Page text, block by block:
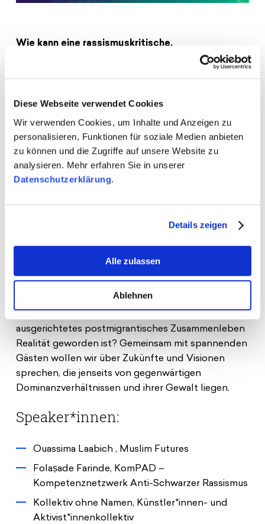
Diese Webseite verwendet Cookies
Wir verwenden Cookies, um Inhalte und Anzeigen zu
personalisieren, Funktionen für soziale Medien anbieten
zu können und die Zugriffe auf unsere Website zu
analysieren. Mehr erfahren Sie in unserer
Datenschutzerklärung.
Details zeigen
Alle zulassen
Ablehnen
Wie kann eine rassismuskritische,
diversitätssensible und auf Gleichberechtigung
Rassismus geht es berechtigterweise um unsere
unmittelbare Gegenwart und Formen rassistischer
Gewalt. Die Frage nach der Zukunft wird allerdings
nur selten gestellt und noch weniger aus
postmigrantischer Perspektive beantwortet. Fest
darüber, was das genau bedeutet?
kann solch eine Gesellschaft aussehen, in der
Rassismus nicht mehr existiert, in der
ausgerichtetes postmigrantisches Zusammenleben
Realität geworden ist? Gemeinsam mit spannenden
Gästen wollen wir über Zukünfte und Visionen
sprechen, die jenseits von gegenwärtigen
Dominanzverhältnissen und ihrer Gewalt liegen.
Speaker*innen:
Ouassima Laabich , Muslim Futures
Folaṣade Farinde, KomPAD –
Kompetenznetzwerk Anti-Schwarzer Rassismus
Kollektiv ohne Namen, Künstler*innen- und
Aktivist*innenkollektiv